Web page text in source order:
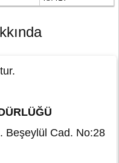
Beşeylül Cad. No:28